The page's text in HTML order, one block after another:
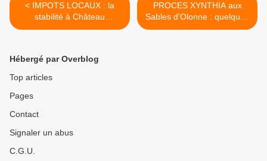
< IMPOTS LOCAUX : la
stabilité à Château
d'Olonne
PROCES XYNTHIA aux
Sables d'Olonne : quelques
nouvelles des dernières
Hébergé par Overblog
Top articles
Pages
Contact
Signaler un abus
C.G.U.